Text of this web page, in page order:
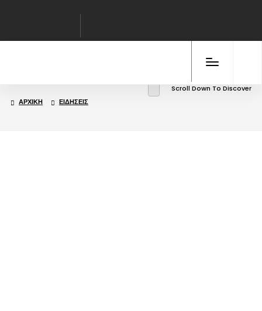
ΑΡΧΙΚΉ ΕΙΔΉΣΕΙΣ
Scroll Down To Discover